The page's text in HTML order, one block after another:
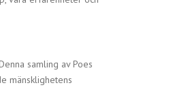
samling av Poes
mänsklighetens